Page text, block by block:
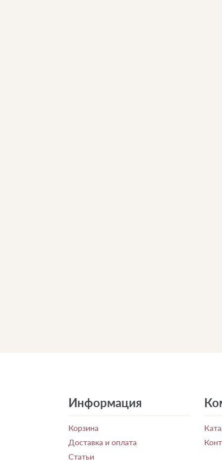
Информация
Корзина
Доставка и оплата
Статьи